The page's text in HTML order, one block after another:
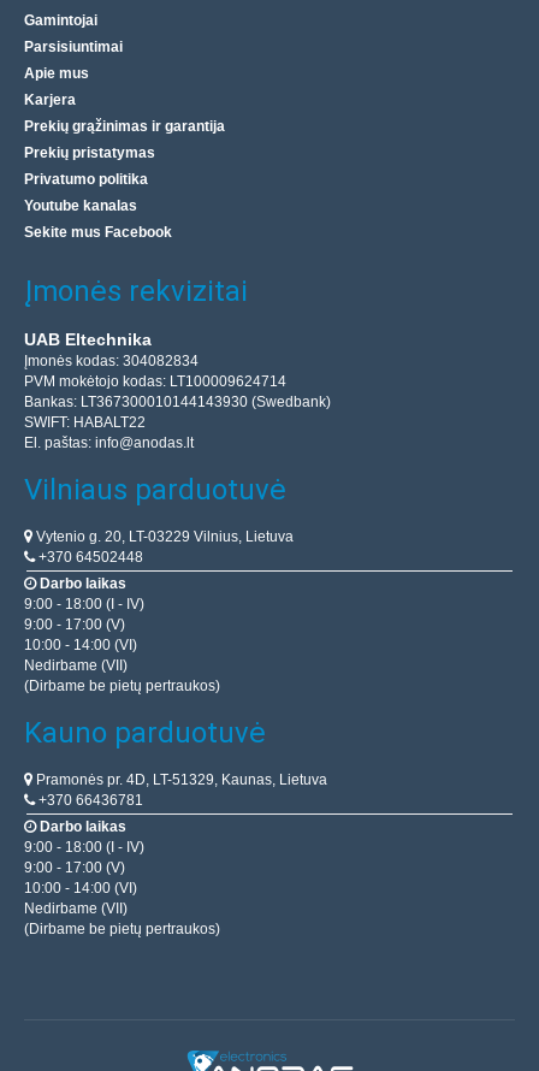
Gamintojai
Parsisiuntimai
Apie mus
Karjera
Prekių grąžinimas ir garantija
Prekių pristatymas
Privatumo politika
Youtube kanalas
Sekite mus Facebook
Įmonės rekvizitai
UAB Eltechnika
Įmonės kodas: 304082834
PVM mokėtojo kodas: LT100009624714
Bankas: LT367300010144143930 (Swedbank)
SWIFT: HABALT22
El. paštas: info@anodas.lt
Vilniaus parduotuvė
Vytenio g. 20, LT-03229 Vilnius, Lietuva
+370 64502448
Darbo laikas
9:00 - 18:00 (I - IV)
9:00 - 17:00 (V)
10:00 - 14:00 (VI)
Nedirbame (VII)
(Dirbame be pietų pertraukos)
Kauno parduotuvė
Pramonės pr. 4D, LT-51329, Kaunas, Lietuva
+370 66436781
Darbo laikas
9:00 - 18:00 (I - IV)
9:00 - 17:00 (V)
10:00 - 14:00 (VI)
Nedirbame (VII)
(Dirbame be pietų pertraukos)